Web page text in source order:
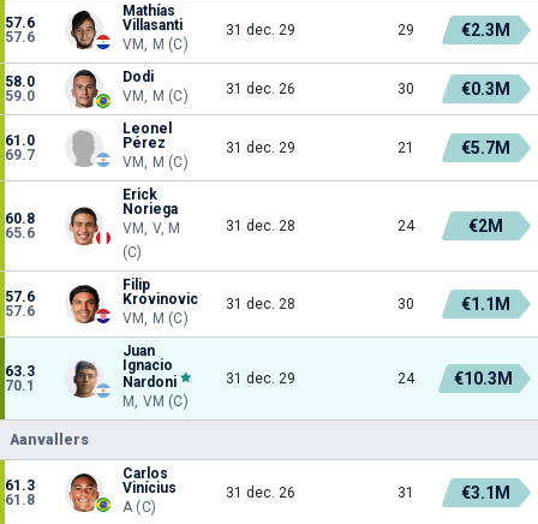
57.6
57.6
Mathías
Villasanti
VM, M (C)
31 dec. 29 29 €2.3M
58.0
59.0
Dodi
VM, M (C)
31 dec. 26 30 €0.3M
61.0
69.7
Leonel
Pérez
VM, M (C)
31 dec. 29 21 €5.7M
60.8
65.6
Erick
Noriega
VM, V, M
(C)
31 dec. 28 24 €2M
57.6
57.6
Filip
Krovinovic
VM, M (C)
31 dec. 28 30 €1.1M
63.3
70.1
Juan
Ignacio
Nardoni
M, VM (C)
31 dec. 29 24 €10.3M
Aanvallers
61.3
61.8
Carlos
Vinícius
A (C)
31 dec. 26 31 €3.1M